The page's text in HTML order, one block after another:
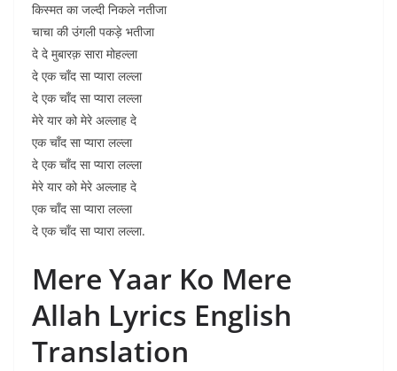
किस्मत का जल्दी निकले नतीजा
चाचा की उंगली पकड़े भतीजा
दे दे मुबारक़ सारा मोहल्ला
दे एक चाँद सा प्यारा लल्ला
दे एक चाँद सा प्यारा लल्ला
मेरे यार को मेरे अल्लाह दे
एक चाँद सा प्यारा लल्ला
दे एक चाँद सा प्यारा लल्ला
मेरे यार को मेरे अल्लाह दे
एक चाँद सा प्यारा लल्ला
दे एक चाँद सा प्यारा लल्ला.
Mere Yaar Ko Mere
Allah Lyrics English
Translation